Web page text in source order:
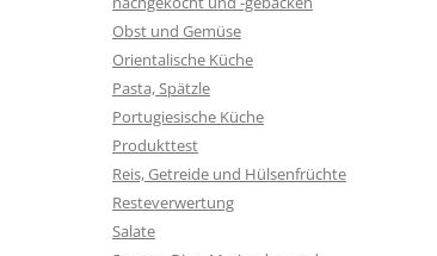
Obst und Gemüse
Orientalische Küche
Pasta, Spätzle
Portugiesische Küche
Produkttest
Reis, Getreide und Hülsenfrüchte
Resteverwertung
Salate